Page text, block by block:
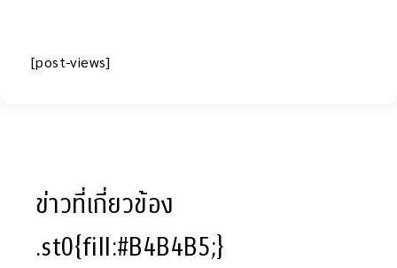
[post-views]
ข่าวที่เกี่ยวข้อง
.st0{fill:#B4B4B5;}